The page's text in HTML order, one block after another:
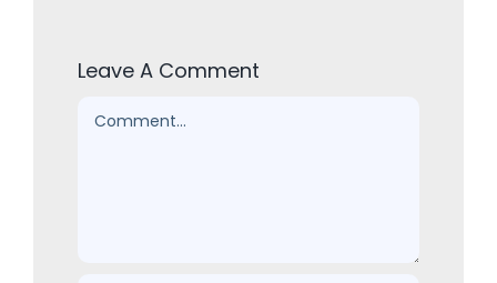
Leave A Comment
Comment